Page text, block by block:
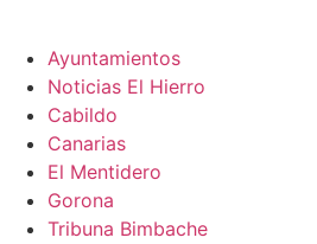
Ayuntamientos
Noticias El Hierro
Cabildo
Canarias
El Mentidero
Gorona
Tribuna Bimbache